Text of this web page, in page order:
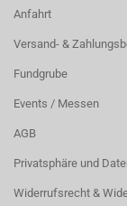
Anfahrt
Versand- &
Fundgrube
Events / Messen
AGB
Privatsphäre und
Widerrufsrecht &